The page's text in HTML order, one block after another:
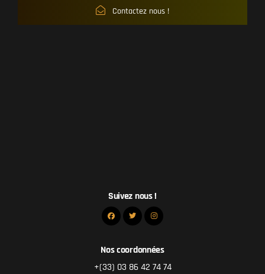
Contactez nous !
Suivez nous !
Nos coordonnées
+(33) 03 86 42 74 74